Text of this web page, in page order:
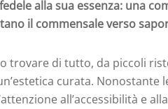
alla sua essenza: una
il commensale verso
trovare di tutto, da piccoli
curata.
all’accessibilità e